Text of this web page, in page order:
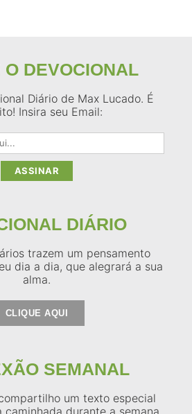
O DEVOCIONAL
Diário de Max Lucado. É
Insira seu Email:
DIÁRIO
trazem um pensamento
dia a dia, que alegrará a sua
alma.
CLIQUE AQUI
SEMANAL
um texto especial
durante a semana.